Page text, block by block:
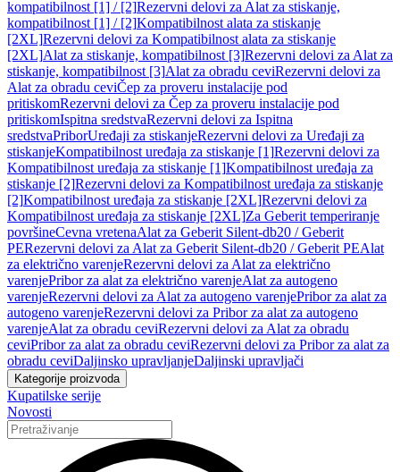
kompatibilnost [1] / [2]Rezervni delovi za Alat za stiskanje,
kompatibilnost [1] / [2]Kompatibilnost alata za stiskanje
[2XL]Rezervni delovi za Kompatibilnost alata za stiskanje
[2XL]Alat za stiskanje, kompatibilnost [3]Rezervni delovi za Alat za
stiskanje, kompatibilnost [3]Alat za obradu ceviRezervni delovi za
Alat za obradu ceviČep za proveru instalacije pod
pritiskomRezervni delovi za Čep za proveru instalacije pod
pritiskomIspitna sredstvaRezervni delovi za Ispitna
sredstvaPriborUređaji za stiskanjeRezervni delovi za Uređaji za
stiskanjeKompatibilnost uređaja za stiskanje [1]Rezervni delovi za
Kompatibilnost uređaja za stiskanje [1]Kompatibilnost uređaja za
stiskanje [2]Rezervni delovi za Kompatibilnost uređaja za stiskanje
[2]Kompatibilnost uređaja za stiskanje [2XL]Rezervni delovi za
Kompatibilnost uređaja za stiskanje [2XL]Za Geberit temperiranje
površineCevna vretenaAlat za Geberit Silent-db20 / Geberit
PERezervni delovi za Alat za Geberit Silent-db20 / Geberit PEAlat
za električno varenjeRezervni delovi za Alat za električno
varenjePribor za alat za električno varenjeAlat za autogeno
varenjeRezervni delovi za Alat za autogeno varenjePribor za alat za
autogeno varenjeRezervni delovi za Pribor za alat za autogeno
varenjeAlat za obradu ceviRezervni delovi za Alat za obradu
ceviPribor za alat za obradu ceviRezervni delovi za Pribor za alat za
obradu ceviDaljinsko upravljanjeDaljinski upravljači
Kategorije proizvoda
Kupatilske serije
Novosti